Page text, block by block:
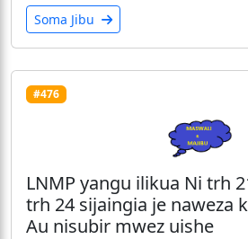
Soma Jibu
#476
LNMP yangu ilikua Ni trh
trh 24 sijaingia je naweza
Au nisubir mwez uishe